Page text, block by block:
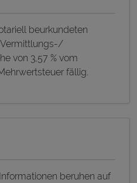
beurkundeten
Vermittlungs-/
von 3,57 % vom
fällig.
beruhen auf